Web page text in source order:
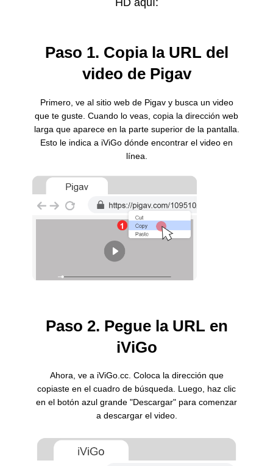
Paso 1. Copia la URL del
video de Pigav
Primero, ve al sitio web de Pigav y busca un video
que te guste. Cuando lo veas, copia la dirección web
larga que aparece en la parte superior de la pantalla.
Esto le indica a iViGo dónde encontrar el video en
línea.
Paso 2. Pegue la URL en
iViGo
Ahora, ve a iViGo.cc. Coloca la dirección que
copiaste en el cuadro de búsqueda. Luego, haz clic
en el botón azul grande "Descargar" para comenzar
a descargar el video.